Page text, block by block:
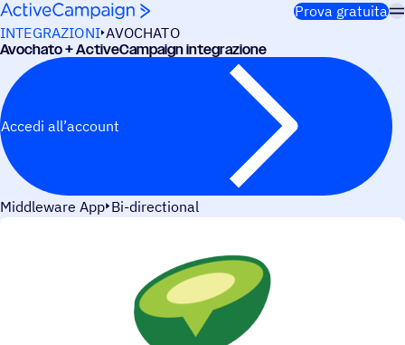
Salta al contenuto
Prova gratuita
INTEGRAZIONI AVOCHATO
Avochato + ActiveCampaign integrazione
Accedi all’account
Middleware App Bi-directional